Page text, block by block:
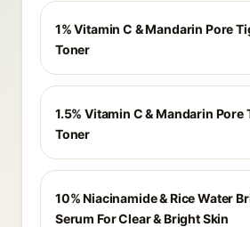
1% Vitamin C & Mandarin Pore
Toner
1.5% Vitamin C & Mandarin Pore
Toner
10% Niacinamide & Rice Water
Serum For Clear & Bright Skin